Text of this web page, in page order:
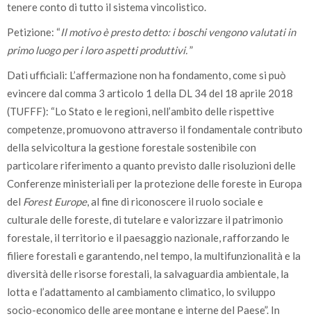
tenere conto di tutto il sistema vincolistico.
Petizione: “Il motivo è presto detto: i boschi vengono valutati in
primo luogo per i loro aspetti produttivi.”
Dati ufficiali: L’affermazione non ha fondamento, come si può
evincere dal comma 3 articolo 1 della DL 34 del 18 aprile 2018
(TUFFF): “Lo Stato e le regioni, nell’ambito delle rispettive
competenze, promuovono attraverso il fondamentale contributo
della selvicoltura la gestione forestale sostenibile con
particolare riferimento a quanto previsto dalle risoluzioni delle
Conferenze ministeriali per la protezione delle foreste in Europa
del Forest Europe, al fine di riconoscere il ruolo sociale e
culturale delle foreste, di tutelare e valorizzare il patrimonio
forestale, il territorio e il paesaggio nazionale, rafforzando le
filiere forestali e garantendo, nel tempo, la multifunzionalità e la
diversità delle risorse forestali, la salvaguardia ambientale, la
lotta e l’adattamento al cambiamento climatico, lo sviluppo
socio-economico delle aree montane e interne del Paese”. In